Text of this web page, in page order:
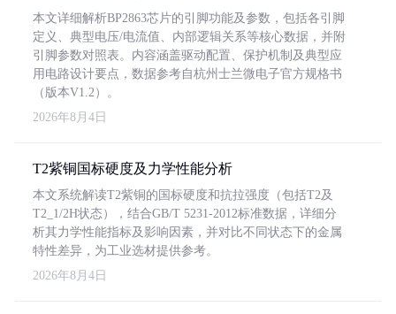
本文详细解析BP2863芯片的引脚功能及参数，包括各引脚
定义、典型电压/电流值、内部逻辑关系等核心数据，并附
引脚参数对照表。内容涵盖驱动配置、保护机制及典型应
用电路设计要点，数据参考自杭州士兰微电子官方规格书
（版本V1.2）。
2026年8月4日
T2紫铜国标硬度及力学性能分析
本文系统解读T2紫铜的国标硬度和抗拉强度（包括T2及
T2_1/2H状态），结合GB/T 5231-2012标准数据，详细分
析其力学性能指标及影响因素，并对比不同状态下的金属
特性差异，为工业选材提供参考。
2026年8月4日